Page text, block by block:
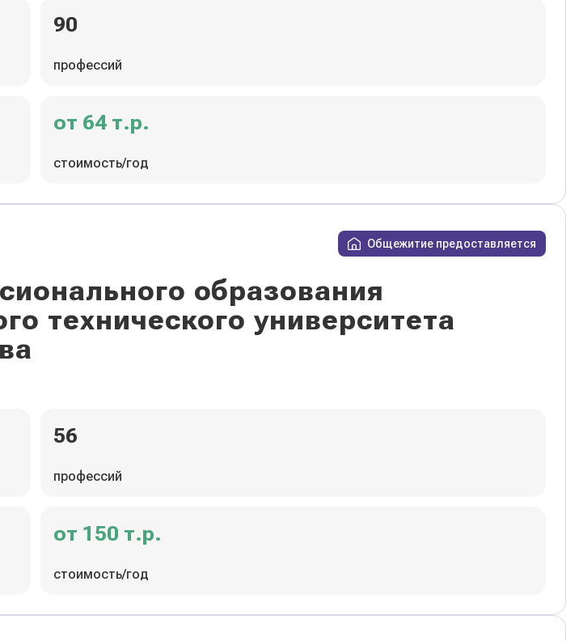
90
профессий
от 64 т.р.
стоимость/год
Общежитие предоставляется
образования
технического университета
56
профессий
от 150 т.р.
стоимость/год